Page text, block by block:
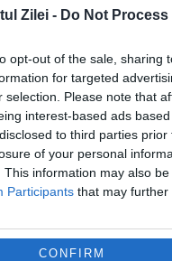
Zilei - Do Not
opt-out of the sale, sharing
for targeted
selection. Please note that
interest-based ads
to third parties
of your personal
This information may also
Participants that may further
CONFIRM
reținut aseară
pentru
Primarul
ani), a...